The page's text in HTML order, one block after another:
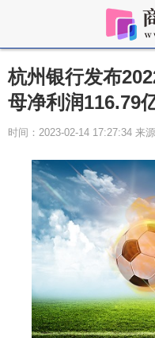
杭州银行发布
母净利润116.79
时间：2023-02-14 17:27:34 来